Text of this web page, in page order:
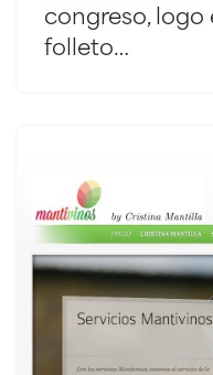
congreso, logo
folleto…